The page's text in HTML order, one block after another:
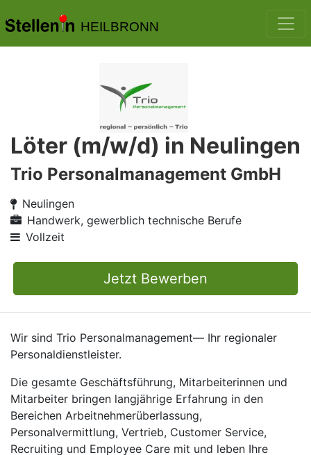
HEILBRONN
Löter (m/w/d) in Neulingen
Trio Personalmanagement GmbH
Neulingen
Handwerk, gewerblich technische Berufe
Vollzeit
Jetzt Bewerben
Wir sind Trio Personalmanagement— Ihr regionaler
Personaldienstleister.
Die gesamte Geschäftsführung, Mitarbeiterinnen und
Mitarbeiter bringen langjährige Erfahrung in den
Bereichen Arbeitnehmerüberlassung,
Personalvermittlung, Vertrieb, Customer Service,
Recruiting und Employee Care mit und leben Ihre